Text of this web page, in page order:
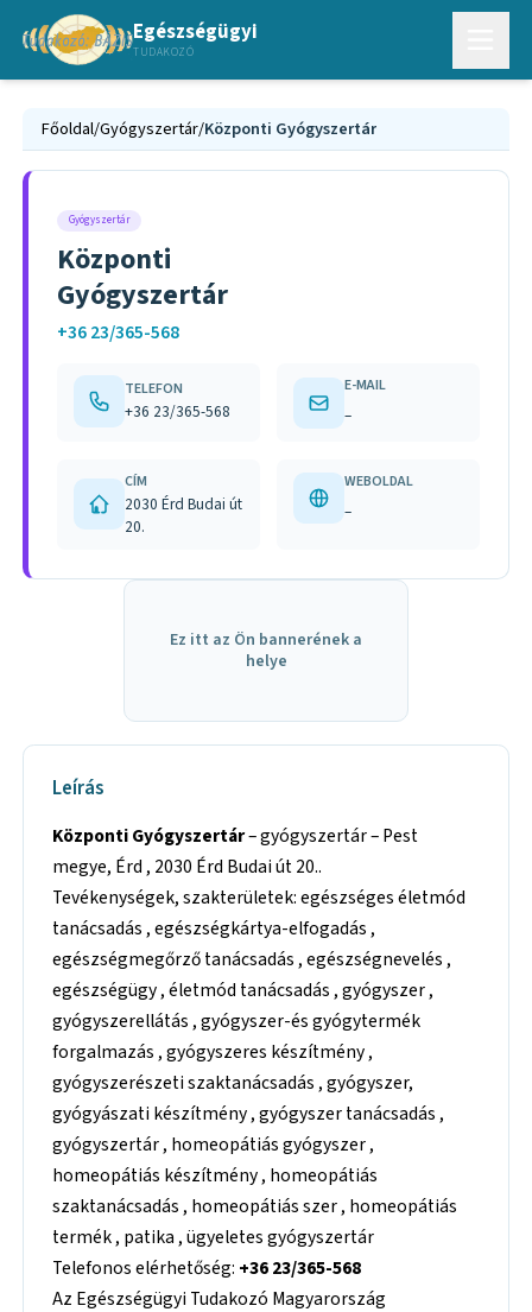
Egészségügyi
TUDAKOZÓ
Főoldal/Gyógyszertár/Központi Gyógyszertár
Gyógyszertár
Központi
Gyógyszertár
+36 23/365-568
TELEFON
+36 23/365-568
E-MAIL
–
CÍM
2030 Érd Budai út
20.
WEBOLDAL
–
Ez itt az Ön bannerének a
helye
Leírás
Központi Gyógyszertár– gyógyszertár – Pest
megye, Érd , 2030 Érd Budai út 20..
Tevékenységek, szakterületek: egészséges életmód
tanácsadás , egészségkártya-elfogadás ,
egészségmegőrző tanácsadás , egészségnevelés ,
egészségügy , életmód tanácsadás , gyógyszer ,
gyógyszerellátás , gyógyszer-és gyógytermék
forgalmazás , gyógyszeres készítmény ,
gyógyszerészeti szaktanácsadás , gyógyszer,
gyógyászati készítmény , gyógyszer tanácsadás ,
gyógyszertár , homeopátiás gyógyszer ,
homeopátiás készítmény , homeopátiás
szaktanácsadás , homeopátiás szer , homeopátiás
termék , patika , ügyeletes gyógyszertár
Telefonos elérhetőség: +36 23/365-568
Az Egészségügyi Tudakozó Magyarország